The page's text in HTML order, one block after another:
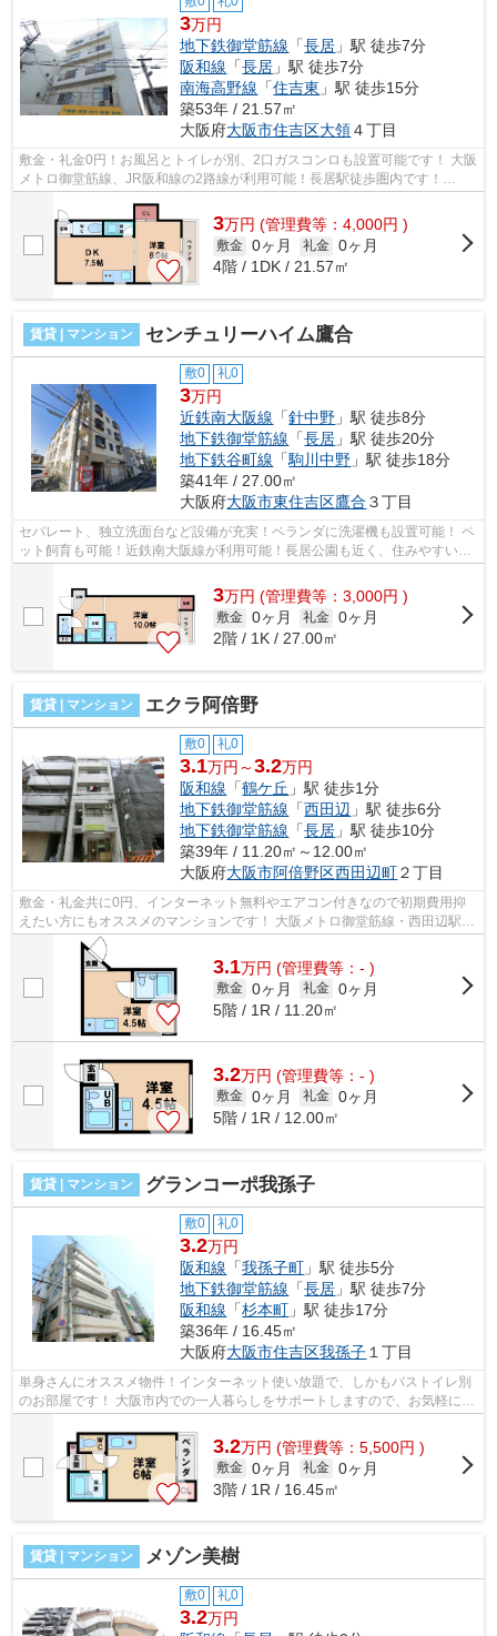
3万円
地下鉄御堂筋線 「長居 」駅 徒歩7分
阪和線 「長居 」駅 徒歩7分
南海高野線 「住吉東 」駅 徒歩15分
築53年 / 21.57㎡
大阪府大阪市住吉区大領４丁目
敷金・礼金0円！お風呂とトイレが別、2口ガスコンロも設置可能です！ 大阪
メトロ御堂筋線、JR阪和線の2路線が利用可能！長居駅徒歩圏内です！
■□■□■□■□■□■□■□■□■□■□■□■□■□■□■□■□■□■□...
3万円 (管理費等：4,000円 )
敷金 0ヶ月 礼金 0ヶ月
4階 / 1DK / 21.57㎡
賃貸 | マンション センチュリーハイム鷹合
敷0 礼0
3万円
近鉄南大阪線 「針中野 」駅 徒歩8分
地下鉄御堂筋線 「長居 」駅 徒歩20分
地下鉄谷町線 「駒川中野 」駅 徒歩18分
築41年 / 27.00㎡
大阪府大阪市東住吉区鷹合 ３丁目
セパレート、独立洗面台など設備が充実！ベランダに洗濯機も設置可能！ ペ
ット飼育も可能！近鉄南大阪線が利用可能！長居公園も近く、住みやすい環
境になっております。 ■□■□■□■□■□■...
3万円 (管理費等：3,000円 )
敷金 0ヶ月 礼金 0ヶ月
2階 / 1K / 27.00㎡
賃貸 | マンション エクラ阿倍野
敷0 礼0
3.1万円～3.2万円
阪和線 「鶴ケ丘 」駅 徒歩1分
地下鉄御堂筋線 「西田辺 」駅 徒歩6分
地下鉄御堂筋線 「長居 」駅 徒歩10分
築39年 / 11.20㎡～12.00㎡
大阪府大阪市阿倍野区西田辺町２丁目
敷金・礼金共に0円、インターネット無料やエアコン付きなので初期費用抑
えたい方にもオススメのマンションです！ 大阪メトロ御堂筋線・西田辺駅、
利用可能でJR阪和線・鶴ケ丘駅もすぐ...
3.1万円 (管理費等：- )
敷金 0ヶ月 礼金 0ヶ月
5階 / 1R / 11.20㎡
3.2万円 (管理費等：- )
敷金 0ヶ月 礼金 0ヶ月
5階 / 1R / 12.00㎡
賃貸 | マンション グランコーポ我孫子
敷0 礼0
3.2万円
阪和線 「我孫子町 」駅 徒歩5分
地下鉄御堂筋線 「長居 」駅 徒歩7分
阪和線 「杉本町 」駅 徒歩17分
築36年 / 16.45㎡
大阪府大阪市住吉区我孫子 １丁目
単身さんにオススメ物件！インターネット使い放題で、しかもバストイレ別
のお部屋です！ 大阪市内での一人暮らしをサポートしますので、お気軽にお
3.2万円 (管理費等：5,500円 )
敷金 0ヶ月 礼金 0ヶ月
3階 / 1R / 16.45㎡
賃貸 | マンション メゾン美樹
敷0 礼0
3.2万円